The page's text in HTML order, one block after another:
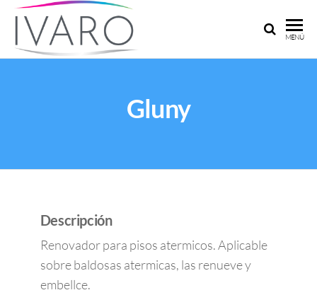
ARGENTINA
medida
MENÚ
Gluny
Descripción
Renovador para pisos atermicos. Aplicable
sobre baldosas atermicas, las renueve y
embellce.